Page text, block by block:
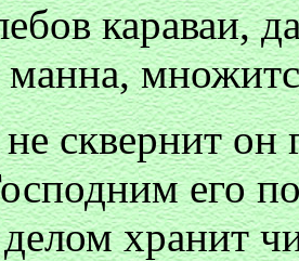
караваи,
сквернит
его
хранит